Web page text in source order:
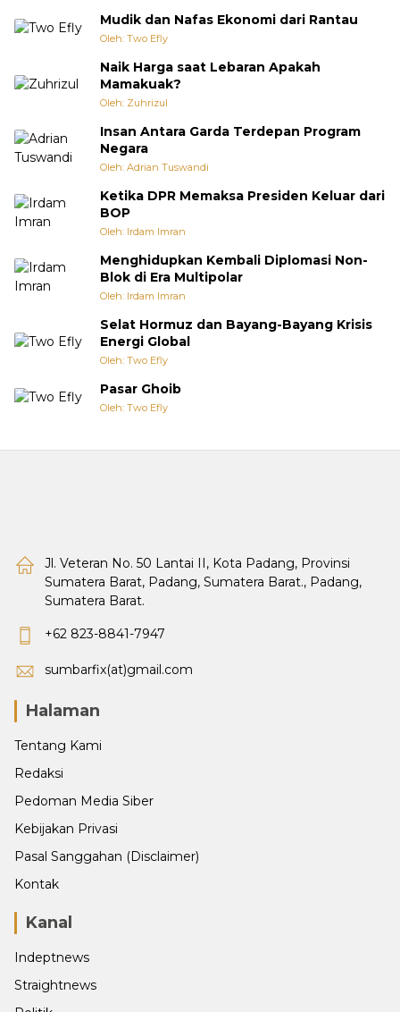
Mudik dan Nafas Ekonomi dari Rantau
Oleh: Two Efly
Naik Harga saat Lebaran Apakah
Mamakuak?
Oleh: Zuhrizul
Insan Antara Garda Terdepan Program
Negara
Oleh: Adrian Tuswandi
Ketika DPR Memaksa Presiden Keluar dari
BOP
Oleh: Irdam Imran
Menghidupkan Kembali Diplomasi Non-
Blok di Era Multipolar
Oleh: Irdam Imran
Selat Hormuz dan Bayang-Bayang Krisis
Energi Global
Oleh: Two Efly
Pasar Ghoib
Oleh: Two Efly
Jl. Veteran No. 50 Lantai II, Kota Padang, Provinsi
Sumatera Barat, Padang, Sumatera Barat., Padang,
Sumatera Barat.
+62 823-8841-7947
sumbarfix(at)gmail.com
Halaman
Tentang Kami
Redaksi
Pedoman Media Siber
Kebijakan Privasi
Pasal Sanggahan (Disclaimer)
Kontak
Kanal
Indeptnews
Straightnews